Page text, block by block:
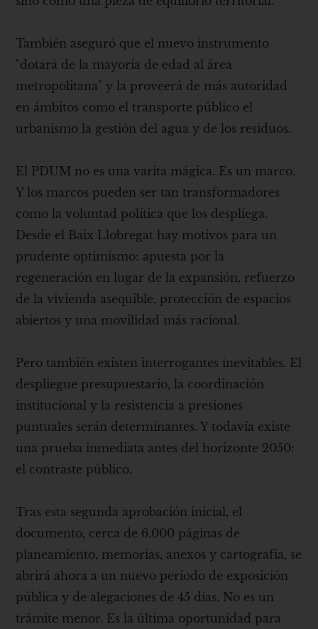
También aseguró que el nuevo instrumento
"dotará de la mayoría de edad al área
metropolitana" y la proveerá de más autoridad
en ámbitos como el transporte público el
urbanismo la gestión del agua y de los residuos.
El PDUM no es una varita mágica. Es un marco.
Y los marcos pueden ser tan transformadores
como la voluntad política que los despliega.
Desde el Baix Llobregat hay motivos para un
prudente optimismo: apuesta por la
regeneración en lugar de la expansión, refuerzo
de la vivienda asequible, protección de espacios
abiertos y una movilidad más racional.
Pero también existen interrogantes inevitables. El
despliegue presupuestario, la coordinación
institucional y la resistencia a presiones
puntuales serán determinantes. Y todavía existe
una prueba inmediata antes del horizonte 2050:
el contraste público.
Tras esta segunda aprobación inicial, el
documento, cerca de 6.000 páginas de
planeamiento, memorias, anexos y cartografía, se
abrirá ahora a un nuevo período de exposición
pública y de alegaciones de 45 días. No es un
trámite menor. Es la última oportunidad para